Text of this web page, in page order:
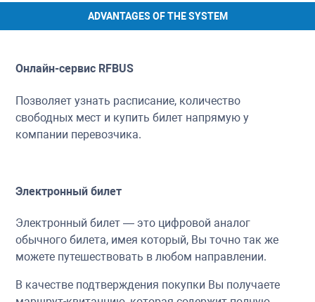
ADVANTAGES OF THE SYSTEM
Онлайн-сервис RFBUS
Позволяет узнать расписание, количество
свободных мест и купить билет напрямую у
компании перевозчика.
Электронный билет
Электронный билет — это цифровой аналог
обычного билета, имея который, Вы точно так же
можете путешествовать в любом направлении.
В качестве подтверждения покупки Вы получаете